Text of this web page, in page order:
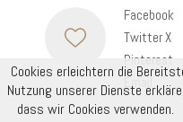
Facebook
Twitter X
Pinterest
Email
Cookies erleichtern die
Nutzung unserer Dienste
dass wir Cookies verwenden.